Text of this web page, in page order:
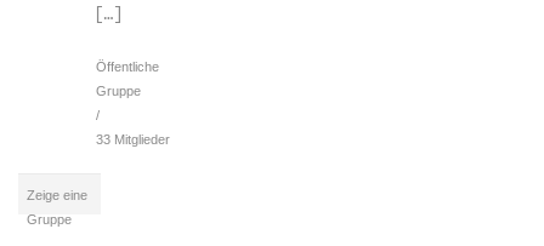
[…]
Öffentliche
Gruppe
/
33 Mitglieder
Zeige eine
Gruppe